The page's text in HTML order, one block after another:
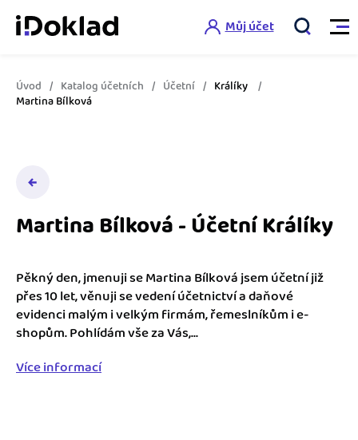
Vlastnosti
Správa kontaktů
Hlídání cashflow
Výkazy pro úřady
Propojení na další systémy
Spřátelené účetní
Jak začít s iDokladem
Jak začít podnikat
Jak se vyznat ve fakturaci
Šablona pro plátce DPH
Šablona pro neplátce DPH
Registrovat ZDARMA
Můj účet
Úvod Katalog účetních Účetní
Králíky
Martina Bílková
Martina Bílková - Účetní Králíky
Pěkný den, jmenuji se Martina Bílková jsem účetní již
přes 10 let, věnuji se vedení účetnictví a daňové
evidenci malým i velkým firmám, řemeslníkům i e-
shopům. Pohlídám vše za Vás,...
Více informací